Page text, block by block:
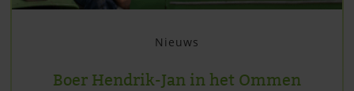
Nieuws
Boer Hendrik-Jan in het Ommen